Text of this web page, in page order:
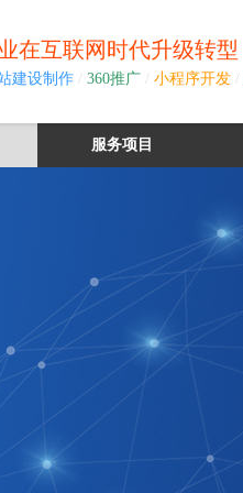
在互联网时代升级转型
建设制作 / 360推广 / 小程序开发 /
服务项目